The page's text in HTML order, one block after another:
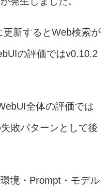
新するとWeb検索が
の評価ではv0.10.2
全体の評価では
敗パターンとして後
境・Prompt・モデル